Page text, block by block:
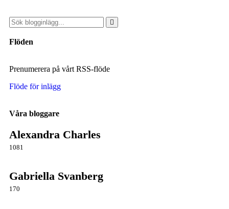
Flöden
Prenumerera på vårt RSS-flöde
Flöde för inlägg
Våra bloggare
Alexandra Charles
1081
Gabriella Svanberg
170